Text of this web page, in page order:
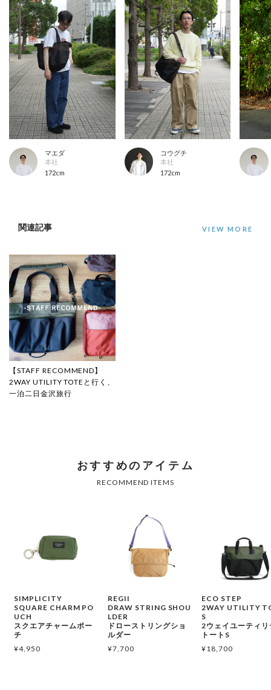
マエダ
本社
172cm
コウグチ
本社
172cm
関連記事
【STAFF RECOMMEND】
2WAY UTILITY TOTEと行く、
一泊二日金沢旅行
VIEW MORE
SIMPLICITY
SQUARE CHARM PO
UCH
スクエアチャームポー
チ
¥4,950
REGII
DRAW STRING SHOU
LDER
ドローストリングショ
ルダー
¥7,700
ECO STEP
2WAY UTILITY
S
2ウェイユーティリ
トートS
¥18,700